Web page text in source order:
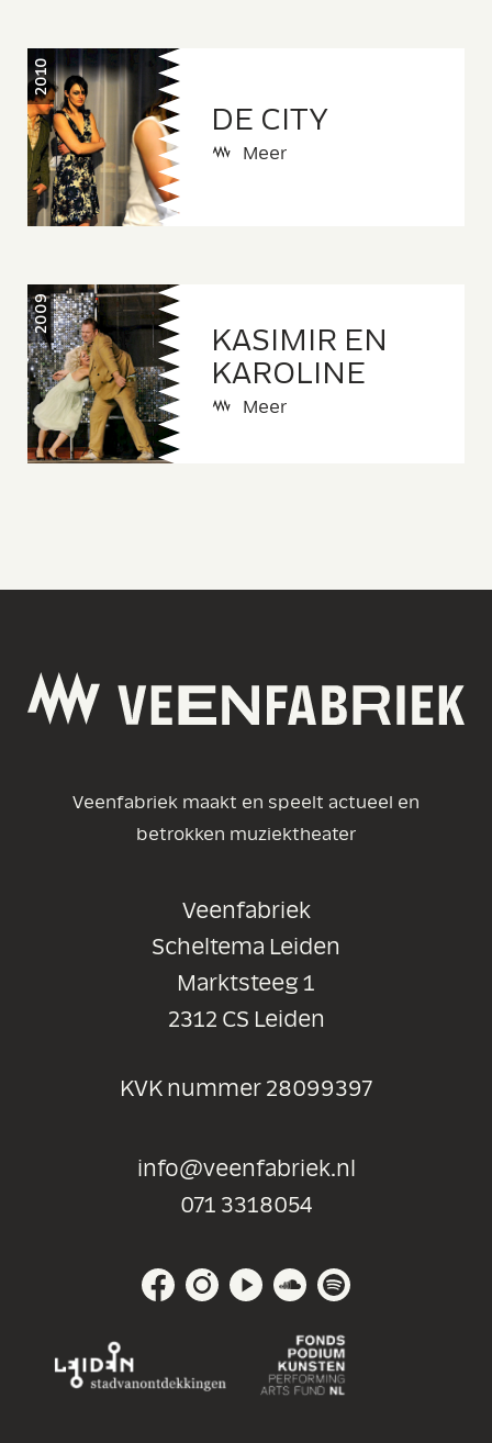
2010
DE CITY
Meer
2009
KASIMIR EN
KAROLINE
Meer
Veenfabriek maakt en speelt actueel en
betrokken muziektheater
Veenfabriek
Scheltema Leiden
Marktsteeg 1
2312 CS Leiden
KVK nummer 28099397
info@veenfabriek.nl
071 3318054